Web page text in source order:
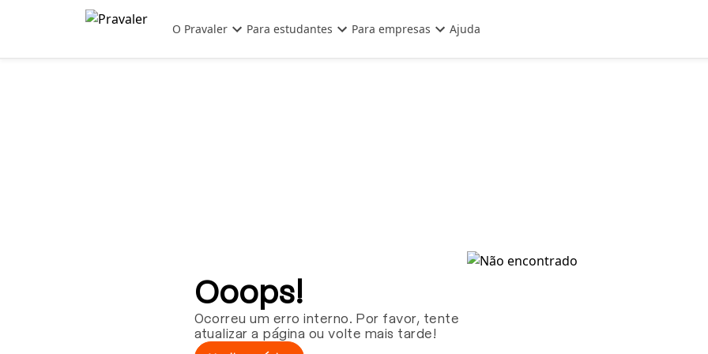
Pular para o conteúdo principal
O Pravaler Para estudantes Para empresas Ajuda
Ooops!
Ocorreu um erro interno. Por favor, tente
atualizar a página ou volte mais tarde!